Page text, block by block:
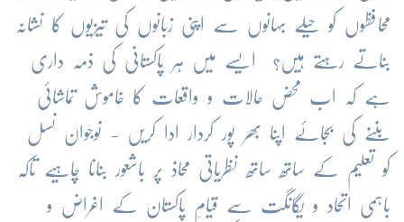
محافظوں کو حیلے بہانوں سے اپنی زبانوں کی تیزیوں کا نشانہ
بناتے رہتے ہیں؟ ایسے میں ہر پاکستانی کی ذمہ داری
ہے کہ اب محض حالات و واقعات کا خاموش تماشائی
بننے کی بجائے اپنا بھر پور کردار ادا کریں - نوجوان نسل
کو تعلیم کے ساتھ ساتھ نظریاتی محاذ پر باشعور بنانا چاہیے تاکہ
باہمی اتحاد و یگانگت سے قیامِ پاکستان کے اغراض و